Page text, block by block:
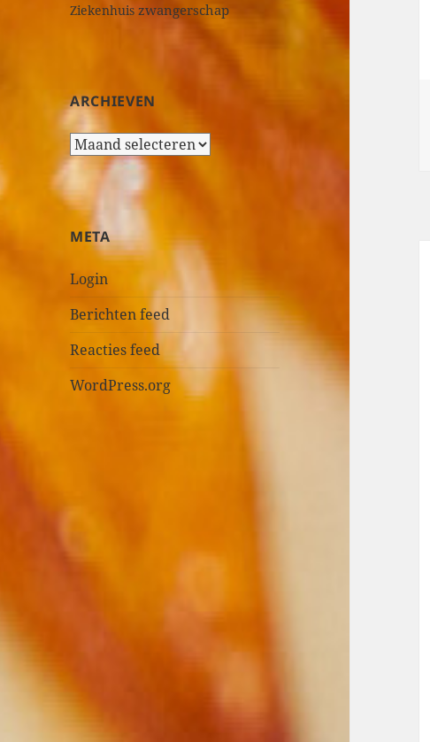
Ziekenhuis zwangerschap
ARCHIEVEN
A
r
c
h
i
v
n
META
Login
Berichten feed
Reacties feed
WordPress.org